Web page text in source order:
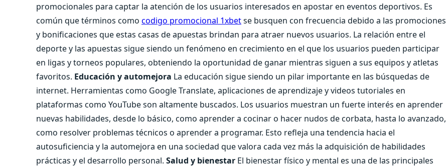
promocionales para captar la atención de los usuarios interesados en apostar en eventos deportivos. Es
común que términos como codigo promocional 1xbetse busquen con frecuencia debido a las promociones
y bonificaciones que estas casas de apuestas brindan para atraer nuevos usuarios. La relación entre el
deporte y las apuestas sigue siendo un fenómeno en crecimiento en el que los usuarios pueden participar
en ligas y torneos populares, obteniendo la oportunidad de ganar mientras siguen a sus equipos y atletas
favoritos. Educación y automejora La educación sigue siendo un pilar importante en las búsquedas de
internet. Herramientas como Google Translate, aplicaciones de aprendizaje y videos tutoriales en
plataformas como YouTube son altamente buscados. Los usuarios muestran un fuerte interés en aprender
nuevas habilidades, desde lo básico, como aprender a cocinar o hacer nudos de corbata, hasta lo avanzado,
como resolver problemas técnicos o aprender a programar. Esto refleja una tendencia hacia el
autosuficiencia y la automejora en una sociedad que valora cada vez más la adquisición de habilidades
prácticas y el desarrollo personal. Salud y bienestar El bienestar físico y mental es una de las principales